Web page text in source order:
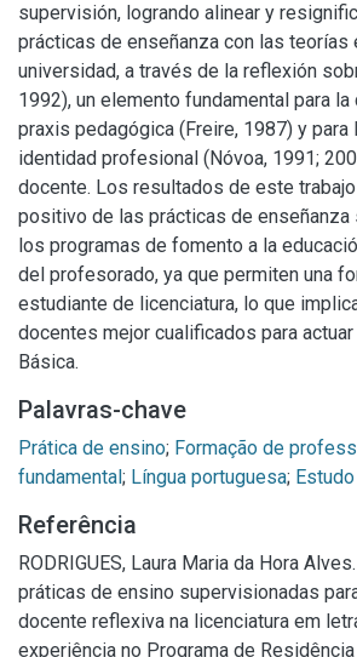
supervisión, logrando alinear y
prácticas de enseñanza con las teorías
universidad, a través de la reflexión
1992), un elemento fundamental para
praxis pedagógica (Freire, 1987) y para
identidad profesional (Nóvoa, 1991;
docente. Los resultados de este
positivo de las prácticas de enseñanza
los programas de fomento a la
del profesorado, ya que permiten una
estudiante de licenciatura, lo que
docentes mejor cualificados para actuar
Básica.
Palavras-chave
Prática de ensino; Formação de
fundamental; Língua portuguesa;
Referência
RODRIGUES, Laura Maria da Hora
práticas de ensino supervisionadas
docente reflexiva na licenciatura em
experiência no Programa de